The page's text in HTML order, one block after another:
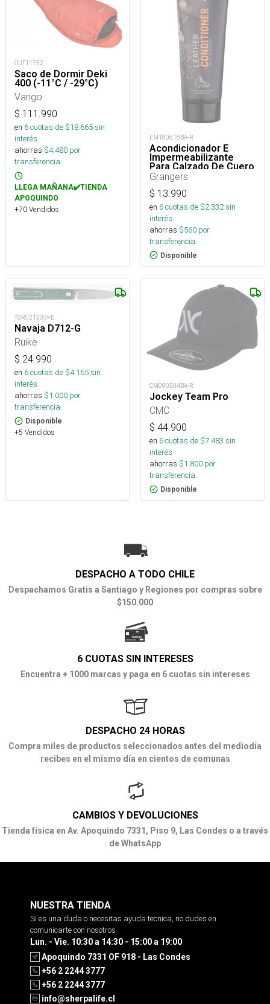
OUT11752
Saco de Dormir Deki
400 (-11°C / -29°C)
Vango
$ 111.990
en 6cuotas de $18.665sin
interés
ahorras $4.480 por
transferencia.
LLEGA MAÑANA✔️TIENDA
APOQUINDO
+70 Vendidos
LM180618BA-R
Acondicionador E
Impermeabilizante
Para Calzado De Cuero
75 Ml
Grangers
$ 13.990
en 6cuotas de $2.332sin
interés
ahorras $560 por
transferencia.
Disponible
TOR021203FE
Navaja D712-G
Ruike
$ 24.990
en 6cuotas de $4.165sin
interés
ahorras $1.000 por
transferencia.
Disponible
+5 Vendidos
CM090504BA-R
Jockey Team Pro
CMC
$ 44.900
en 6cuotas de $7.483 sin
interés
ahorras $1.800 por
transferencia.
Disponible
DESPACHO A TODO CHILE
Despachamos Gratis a Santiago y Regiones por compras sobre
$150.000
6 CUOTAS SIN INTERESES
Encuentra + 1000 marcas y paga en 6 cuotas sin intereses
DESPACHO 24 HORAS
Compra miles de productos seleccionados antes del mediodía
recibes en el mismo día en cientos de comunas
CAMBIOS Y DEVOLUCIONES
Tienda física en Av. Apoquindo 7331, Piso 9, Las Condes o a través
de WhatsApp
NUESTRA TIENDA
Si es una duda o necesitas ayuda tecnica, no dudes en
comunicarte con nosotros
Lun. - Vie. 10:30 a 14:30 - 15:00 a 19:00
Apoquindo 7331 OF 918 - Las Condes
+56 2 2244 3777
+56 2 2244 3777
info@sherpalife.cl